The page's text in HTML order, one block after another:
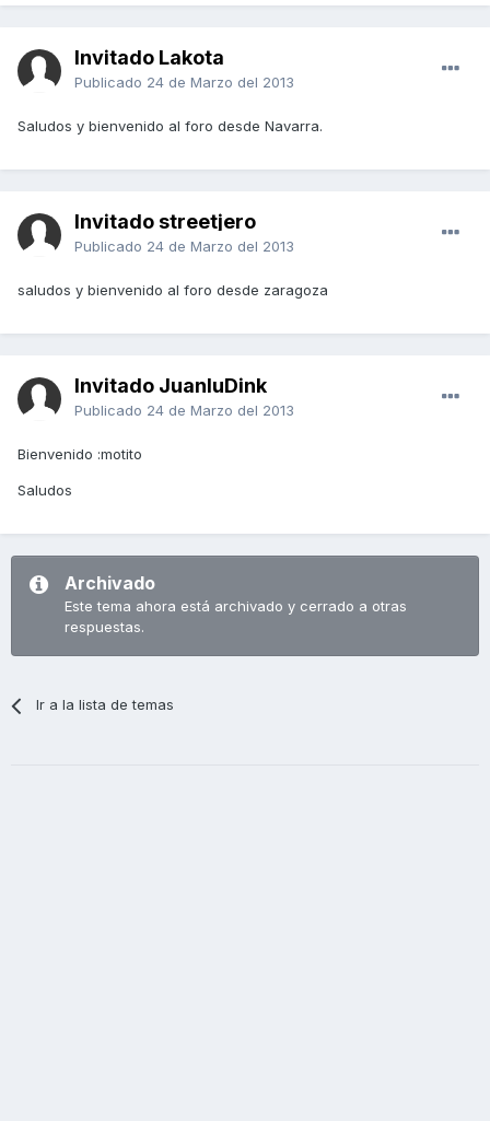
Invitado Lakota
Publicado 24 de Marzo del 2013
Saludos y bienvenido al foro desde Navarra.
Invitado streetjero
Publicado 24 de Marzo del 2013
saludos y bienvenido al foro desde zaragoza
Invitado JuanluDink
Publicado 24 de Marzo del 2013
Bienvenido :motito
Saludos
Archivado
Este tema ahora está archivado y cerrado a otras
respuestas.
Ir a la lista de temas